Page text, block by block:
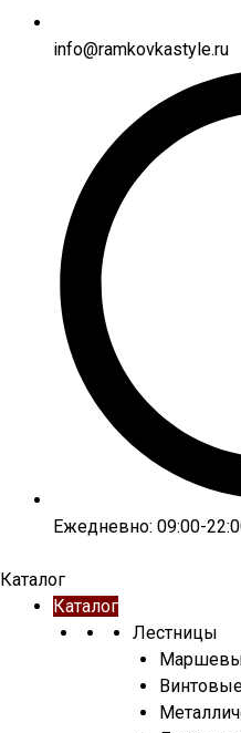
info@ramkovkastyle.ru
Ежедневно: 09:00-
Каталог
Каталог
Лестницы